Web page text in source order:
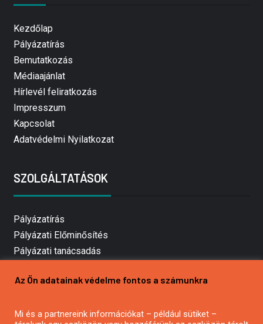
Kezdőlap
Pályázatírás
Bemutatkozás
Médiaajánlat
Hírlevél feliratkozás
Impresszum
Kapcsolat
Adatvédelmi Nyilatkozat
SZOLGÁLTATÁSOK
Pályázatírás
Pályázati Előminősítés
Pályázati tanácsadás
Mezőgazdasági pályázatírás
Pályázatírás civil szervezeteknek
Az Ön adatainak védelme fontos a számunkra
Mi és a partnereink információkat – például sütiket –